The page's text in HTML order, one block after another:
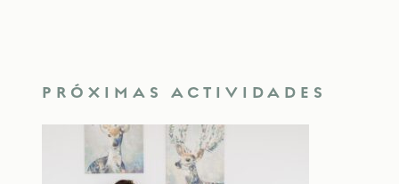
PRÓXIMAS ACTIVIDADES